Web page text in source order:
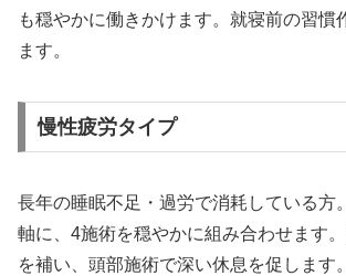
も穏やかに働きかけます。就寝前の習慣
ます。
慢性疲労タイプ
長年の睡眠不足・過労で消耗している方
軸に、4施術を穏やかに組み合わせます
を補い、頭部施術で深い休息を促します。